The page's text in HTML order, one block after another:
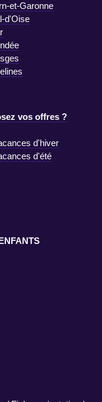
et-Garonne
d'Oise
vos offres ?
d'hiver
d'été